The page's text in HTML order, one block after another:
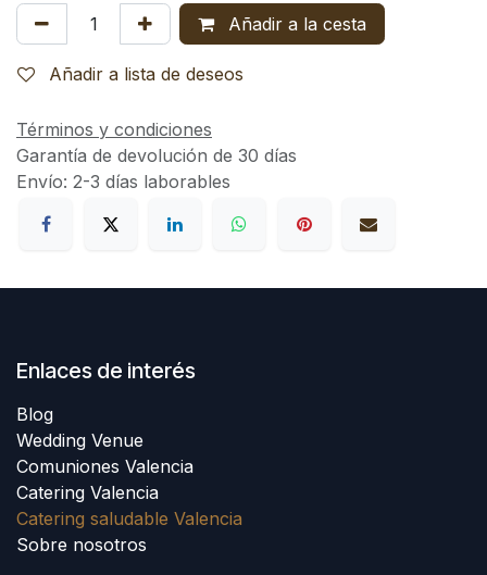
Añadir a la cesta
Añadir a lista de deseos
Términos y condiciones
Garantía de devolución de 30 días
Envío: 2-3 días laborables
Enlaces de interés
Blog
Wedding Venue
Comuniones Valencia
Catering Valencia
Catering saludable Valencia
Sobre nosotros